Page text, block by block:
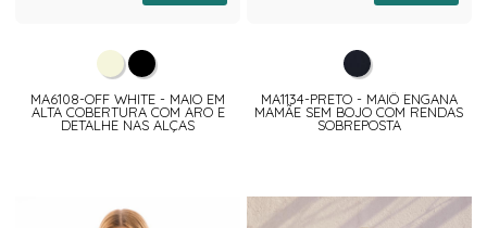
MA6108-OFF WHITE - MAIO EM
ALTA COBERTURA COM ARO E
DETALHE NAS ALÇAS
MA1134-PRETO - MAIÔ ENGANA
MAMÃE SEM BOJO COM RENDAS
SOBREPOSTA